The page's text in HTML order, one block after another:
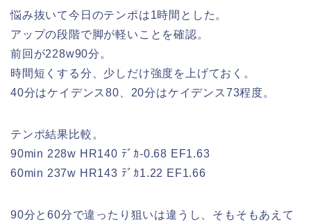
悩み抜いて今日のテンポは1時間とした。
アップの段階で脚が軽いことを確認。
前回が228w90分。
時間短くする分、少しだけ強度を上げておく。
40分はケイデンス80、20分はケイデンス73程度。
テンポ結果比較。
90min 228w HR140 ﾃﾞｶ-0.68 EF1.63
60min 237w HR143 ﾃﾞｶ1.22 EF1.66
90分と60分で違ったり狙いは違うし、そもそもあえて